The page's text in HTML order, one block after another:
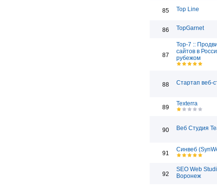
85 Top Line
86 TopGarnet
87
Top-7 ::
сайтов в
рубежом
88 Стартап веб-
89
Texterra
90 Веб Студия
91
Синвеб
92
SEO Web
Воронеж